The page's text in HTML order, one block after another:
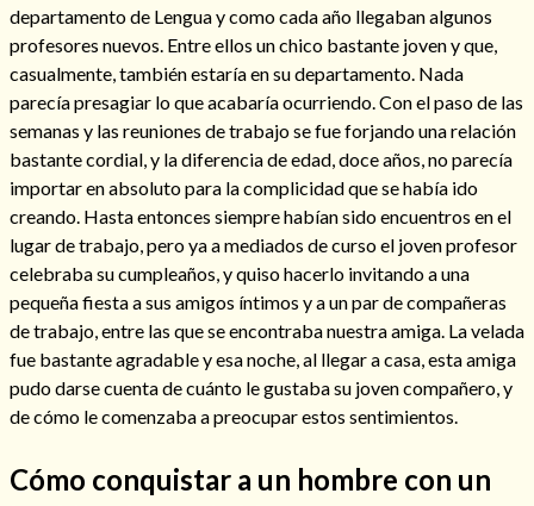
Amarre para recuperar a mi pareja
departamento de Lengua y como cada año llegaban algunos
profesores nuevos. Entre ellos un chico bastante joven y que,
casualmente, también estaría en su departamento. Nada
parecía presagiar lo que acabaría ocurriendo. Con el paso de las
semanas y las reuniones de trabajo se fue forjando una relación
bastante cordial, y la diferencia de edad, doce años, no parecía
importar en absoluto para la complicidad que se había ido
creando. Hasta entonces siempre habían sido encuentros en el
lugar de trabajo, pero ya a mediados de curso el joven profesor
celebraba su cumpleaños, y quiso hacerlo invitando a una
pequeña fiesta a sus amigos íntimos y a un par de compañeras
de trabajo, entre las que se encontraba nuestra amiga. La velada
fue bastante agradable y esa noche, al llegar a casa, esta amiga
pudo darse cuenta de cuánto le gustaba su joven compañero, y
de cómo le comenzaba a preocupar estos sentimientos.
Cómo conquistar a un hombre con un